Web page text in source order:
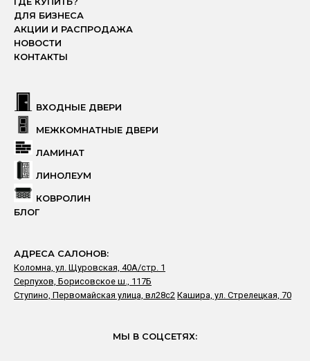
ДЛЯ БИЗНЕСА
АКЦИИ И РАСПРОДАЖА
НОВОСТИ
КОНТАКТЫ
ВХОДНЫЕ ДВЕРИ
МЕЖКОМНАТНЫЕ ДВЕРИ
ЛАМИНАТ
ЛИНОЛЕУМ
КОВРОЛИН
БЛОГ
АДРЕСА САЛОНОВ:
Коломна, ул. Щуровская, 40А/стр. 1
Серпухов, Борисовское ш., 117Б
Ступино, Первомайская улица, вл28с2 Кашира, ул. Стрелецкая, 70
МЫ В СОЦСЕТЯХ: